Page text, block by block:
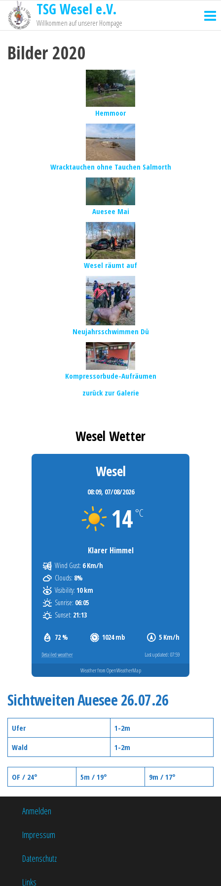
TSG Wesel e.V.
Willkommen auf unserer Hompage
Bilder 2020
Hemmoor
Wracktauchen ohne Tauchen Salmorth
Auesee Mai
Wesel räumt auf
Neujahrsschwimmen Dü
Kompressorbude-Aufräumen
zurück zur Galerie
Wesel Wetter
Wesel
08:09, 07/08/2026
14 °C
Klarer Himmel
72 % 1024 mb 5 Km/h
Wind Gust: 6 Km/h
Clouds: 8%
Visibility: 10 km
Sunrise: 06:05
Sunset: 21:13
Detailed weather Last updated: 07:59
Weather from OpenWeatherMap
Sichtweiten Auesee 26.07.26
Ufer
1-2m
Wald
1-2m
OF / 24° 5m / 19° 9m / 17°
Anmelden
Impressum
Datenschutz
Links